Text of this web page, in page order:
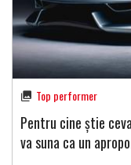
Top performer
Pentru cine știe
va suna ca un